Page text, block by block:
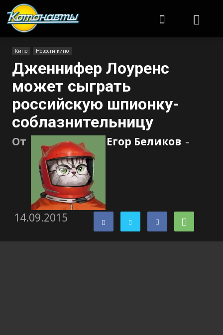
Кино Новости кино
Дженнифер Лоуренс
может сыграть
российскую шпионку-
соблазнительницу
От Егор Беликов -
14.09.2015